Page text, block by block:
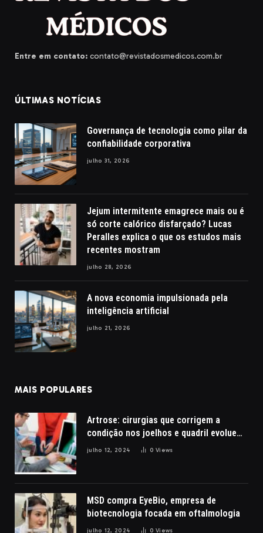
Entre em contato: contato@revistadosmedicos.com.br
ÚLTIMAS NOTÍCIAS
Governança de tecnologia como pilar da
confiabilidade corporativa
julho 31, 2026
Jejum intermitente emagrece mais ou é
só corte calórico disfarçado? Lucas
Peralles explica o que os estudos mais
recentes mostram
julho 28, 2026
A nova economia impulsionada pela
inteligência artificial
julho 21, 2026
MAIS POPULARES
Artrose: cirurgias que corrigem a
condição nos joelhos e quadril evoluem
com a robótica
julho 12, 2024 0Views
MSD compra EyeBio, empresa de
biotecnologia focada em oftalmologia
julho 12, 2024 0Views